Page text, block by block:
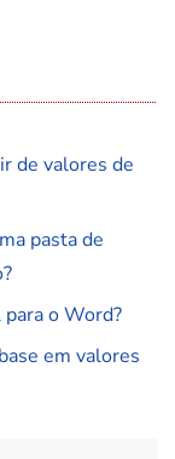
de valores de
pasta de
o Word?
em valores